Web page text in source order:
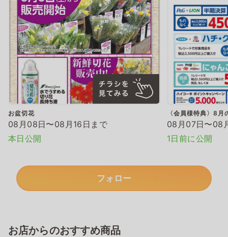
お盆切花
08月08日〜08月16日まで
本日公開
〈会員様特典〉8
08月07日〜08
1日前に公開
フォロー
お店からのおすすめ商品